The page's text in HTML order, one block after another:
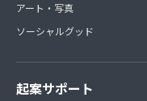
アート・写真
ソーシャルグッド
起案サポート